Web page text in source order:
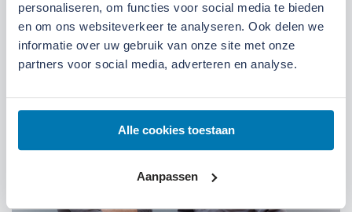
personaliseren, om functies voor social media te bieden
en om ons websiteverkeer te analyseren. Ook delen we
informatie over uw gebruik van onze site met onze
partners voor social media, adverteren en analyse.
Alle cookies toestaan
Aanpassen
07:00 tot 17:30 uur Maandag t/m vrijdag
07:30 tot 12:00 uur Zaterdag